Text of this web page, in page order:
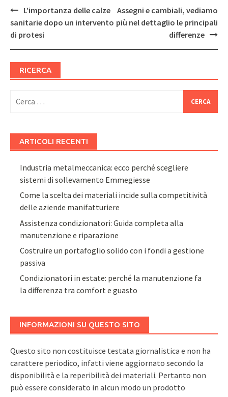
Post
navigation
L’importanza delle calze
sanitarie dopo un intervento
di protesi
Assegni e cambiali, vediamo
più nel dettaglio le principali
differenze
RICERCA
per:
ARTICOLI RECENTI
Industria metalmeccanica: ecco perché scegliere
sistemi di sollevamento Emmegiesse
Come la scelta dei materiali incide sulla competitività
delle aziende manifatturiere
Assistenza condizionatori: Guida completa alla
manutenzione e riparazione
Costruire un portafoglio solido con i fondi a gestione
passiva
Condizionatori in estate: perché la manutenzione fa
la differenza tra comfort e guasto
INFORMAZIONI SU QUESTO SITO
Questo sito non costituisce testata giornalistica e non ha
carattere periodico, infatti viene aggiornato secondo la
disponibilità e la reperibilità dei materiali. Pertanto non
può essere considerato in alcun modo un prodotto